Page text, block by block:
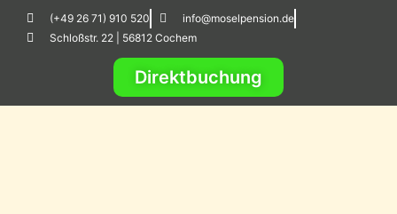
(+49 26 71) 910 520
info@moselpension.de
Schloßstr. 22 | 56812 Cochem
Direktbuchung